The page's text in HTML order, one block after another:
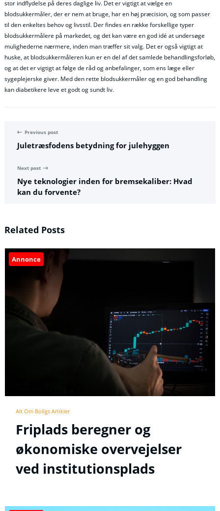
stor indflydelse på deres daglige liv. Det er vigtigt at vælge en
blodsukkermåler, der er nem at bruge, har en høj præcision, og som passer
til den enkeltes behov og livsstil. Der findes en række forskellige typer
blodsukkermålere på markedet, og det kan være en god idé at undersøge
mulighederne nærmere, inden man træffer sit valg. Det er også vigtigt at
huske, at blodsukkermåleren kun er en del af det samlede behandlingsforløb,
og at det er vigtigt at følge de råd og anbefalinger, som ens læge eller
sygeplejerske giver. Med den rette blodsukkermåler og en god behandling
kan diabetikere leve et godt og sundt liv.
Previous post
Juletræsfodens betydning for julehyggen
Next post
Nye teknologier inden for bremsekaliber: Hvad
kan du forvente?
Related Posts
Annonce
Alt Om Boligs Artikler
Friplads beregner og
økonomiske overvejelser
ved institutionsplads